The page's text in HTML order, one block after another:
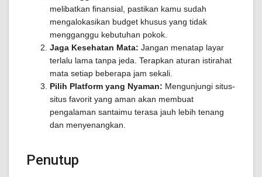
melibatkan finansial, pastikan kamu sudah
mengalokasikan budget khusus yang tidak
mengganggu kebutuhan pokok.
Jaga Kesehatan Mata: Jangan menatap layar
terlalu lama tanpa jeda. Terapkan aturan istirahat
mata setiap beberapa jam sekali.
Pilih Platform yang Nyaman: Mengunjungi situs-
situs favorit yang aman akan membuat
pengalaman santaimu terasa jauh lebih tenang
dan menyenangkan.
Penutup